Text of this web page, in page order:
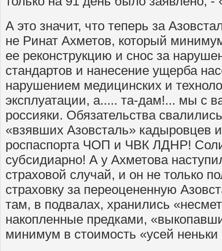
А это значит, что теперь за
не Ринат Ахметов, который
ее реконструкцию и снос за
стандартов и нанесение ущерба
нарушением медицинских и
эксплуатации, а..... та-дам!... мы с
россияки. Обязательства
«взявших Азовсталь» кадыровцев
роспаспорта ЧОП и ЧВК ЛДНР!
субсидиарно! А у Ахметова
страховой случай, и он не только
страховку за переоцененную
там, в подвалах, хранились
накопленные предками,
минимум в стоимость «усей